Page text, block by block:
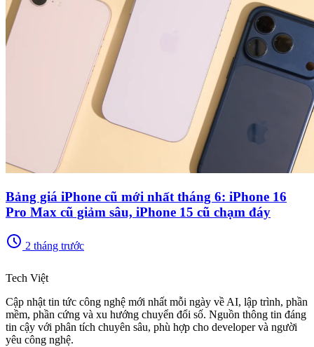
Bảng giá iPhone cũ mới nhất tháng 6: iPhone 16
Pro Max cũ giảm sâu, iPhone 15 cũ chạm đáy
schedule 2 tháng trước
Tech Việt
Cập nhật tin tức công nghệ mới nhất mỗi ngày về AI, lập trình, phần
mềm, phần cứng và xu hướng chuyển đổi số. Nguồn thông tin đáng
tin cậy với phân tích chuyên sâu, phù hợp cho developer và người
yêu công nghệ.